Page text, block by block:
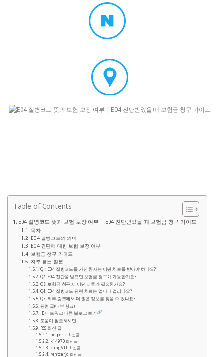
Table of Contents
E04 질병코드 뜻과 보험 보장 여부 | E04 진단받았을 때 보험금 청구 가이드
목차
E04 질병코드의 의미
E04 진단에 대한 보험 보장 여부
보험금 청구 가이드
자주 묻는 질문
Q1: E04 질병코드를 가진 환자는 어떤 치료를 받아야 하나요?
Q2: E04 진단을 받으면 보험금 청구가 가능한가요?
Q3: 보험금 청구 시 어떤 서류가 필요한가요?
Q4: E04 질병코드 관련 치료는 얼마나 걸리나요?
Q5: 외부 링크에서 더 많은 정보를 찾을 수 있나요?
관련 글(내부 링크)
JD 네트워크 다른 블로그 보기
도움이 필요하시면
RSS 최신 글
helperjd 최신글
k14970 최신글
kang611 최신글
rentcarjd 최신글